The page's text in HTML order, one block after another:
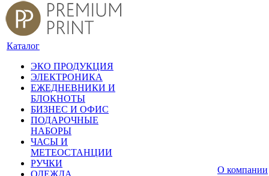
Каталог
ЭКО ПРОДУКЦИЯ
ЭЛЕКТРОНИКА
ЕЖЕДНЕВНИКИ И
БЛОКНОТЫ
БИЗНЕС И ОФИС
ПОДАРОЧНЫЕ
НАБОРЫ
ЧАСЫ И
МЕТЕОСТАНЦИИ
РУЧКИ
ОДЕЖДА
О компании